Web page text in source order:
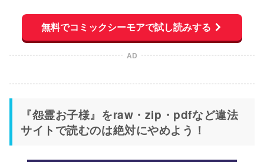
無料でコミックシーモアで試し読みする
AD
『怨霊お子様』をraw・zip・pdfなど違法
サイトで読むのは絶対にやめよう！